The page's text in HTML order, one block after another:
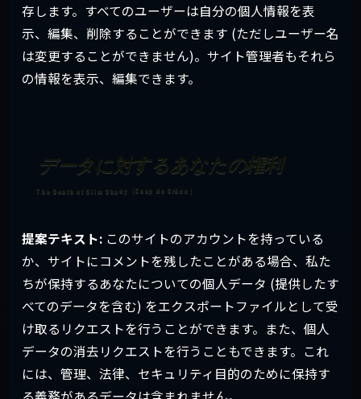
存します。すべてのユーザーは自分の個人情報を表
示、編集、削除することができます (ただしユーザー名
は変更することができません)。サイト管理者もそれら
の情報を表示、編集できます。
データに対するあなたの権利
提案テキスト: このサイトのアカウントを持っている
か、サイトにコメントを残したことがある場合、私た
ちが保持するあなたについての個人データ (提供したす
べてのデータを含む) をエクスポートファイルとして受
け取るリクエストを行うことができます。また、個人
データの消去リクエストを行うこともできます。これ
には、管理、法律、セキュリティ目的のために保持す